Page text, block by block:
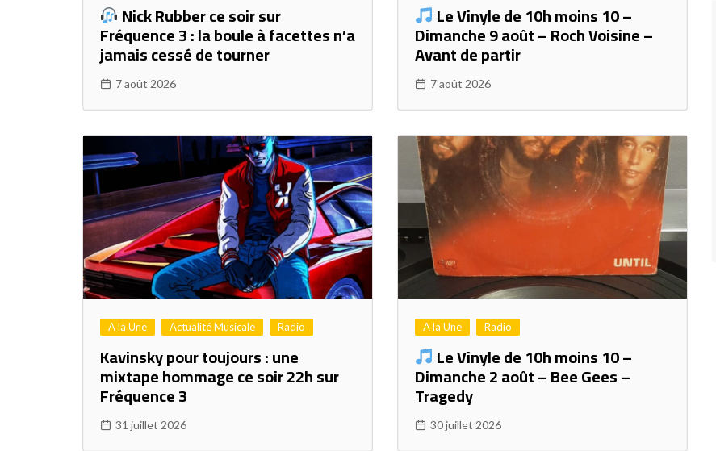
Nick Rubber ce soir sur
Fréquence 3 : la boule à facettes n’a
jamais cessé de tourner
7 août 2026
Le Vinyle de 10h moins 10 –
Dimanche 9 août – Roch Voisine –
Avant de partir
7 août 2026
A la Une Actualité Musicale Radio
Kavinsky pour toujours : une
mixtape hommage ce soir 22h sur
Fréquence 3
31 juillet 2026
A la Une Radio
Le Vinyle de 10h moins 10 –
Dimanche 2 août – Bee Gees –
Tragedy
30 juillet 2026